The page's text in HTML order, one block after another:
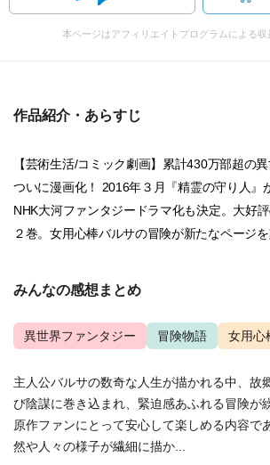
本ページはアフィリエイトプログラムによる収
作品紹介・あらすじ
【芸術生活/コミック劇画】累計430万部超の
ついに漫画化！ 2016年３月『精霊の守り人』
NHK大河ファンタジードラマ化も決定。大好
２巻。女用心棒バルサの冒険が新たなページを
みんなの感想まとめ
異世界ファンタジー 冒険物語 女用心
主人公バルサの数奇な人生が描かれる中、故
び陰謀に巻き込まれ、緊迫感あふれる冒険が
原作ファンにとって安心して楽しめる内容で
然や人々の様子が繊細に描か...